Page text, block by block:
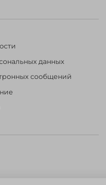
данных
сообщений